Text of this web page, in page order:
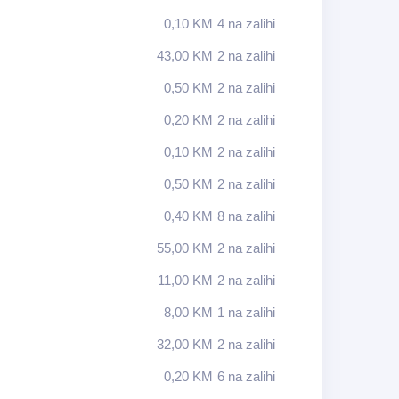
0,10 KM 4 na zalihi
43,00 KM 2 na zalihi
0,50 KM 2 na zalihi
0,20 KM 2 na zalihi
0,10 KM 2 na zalihi
0,50 KM 2 na zalihi
0,40 KM 8 na zalihi
55,00 KM 2 na zalihi
11,00 KM 2 na zalihi
8,00 KM 1 na zalihi
32,00 KM 2 na zalihi
0,20 KM 6 na zalihi